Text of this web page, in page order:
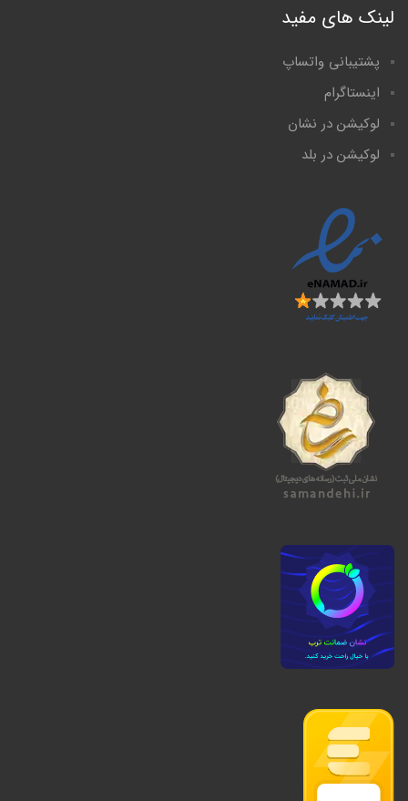
لینک های مفید
پشتیبانی واتساپ
اینستاگرام
لوکیشن در نشان
لوکیشن در بلد